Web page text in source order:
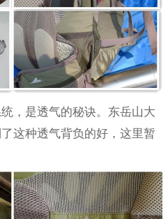
，是透气的秘诀。东岳山大
这种透气背负的好，这里暂